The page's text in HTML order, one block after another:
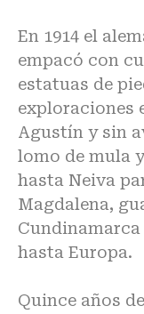
En 1914 el
empacó con
estatuas de
exploraciones
Agustín y sin
lomo de mula
hasta Neiva
Magdalena,
hasta Europa.
Quince años